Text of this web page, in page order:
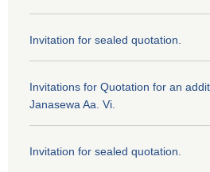
Invitation for sealed quotation.
Invitations for Quotation for an
Janasewa Aa. Vi.
Invitation for sealed quotation.